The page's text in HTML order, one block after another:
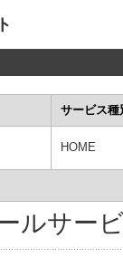
サービス種
HOME
ルサー